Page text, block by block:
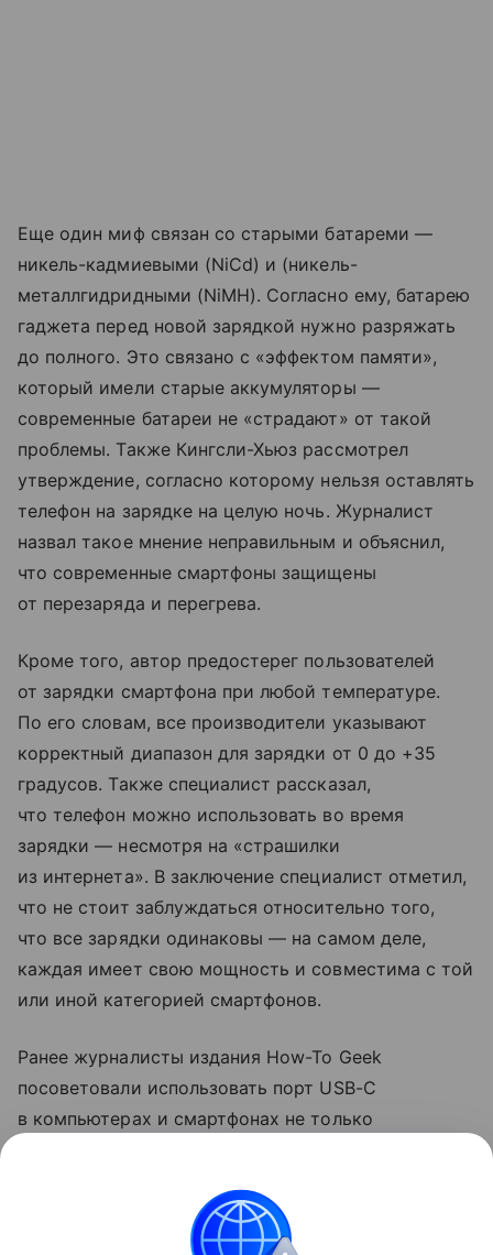
Еще один миф связан со старыми батареми —
никель-кадмиевыми (NiCd) и (никель-
металлгидридными (NiMH). Согласно ему, батарею
гаджета перед новой зарядкой нужно разряжать
до полного. Это связано с «эффектом памяти»,
который имели старые аккумуляторы —
современные батареи не «страдают» от такой
проблемы. Также Кингсли-Хьюз рассмотрел
утверждение, согласно которому нельзя оставлять
телефон на зарядке на целую ночь. Журналист
назвал такое мнение неправильным и объяснил,
что современные смартфоны защищены
от перезаряда и перегрева.
Кроме того, автор предостерег пользователей
от зарядки смартфона при любой температуре.
По его словам, все производители указывают
корректный диапазон для зарядки от 0 до +35
градусов. Также специалист рассказал,
что телефон можно использовать во время
зарядки — несмотря на «страшилки
из интернета». В заключение специалист отметил,
что не стоит заблуждаться относительно того,
что все зарядки одинаковы — на самом деле,
каждая имеет свою мощность и совместима с той
или иной категорией смартфонов.
Ранее журналисты издания How-To Geek
посоветовали использовать порт USB-C
в компьютерах и смартфонах не только
скорости и подключаться к мониторам.